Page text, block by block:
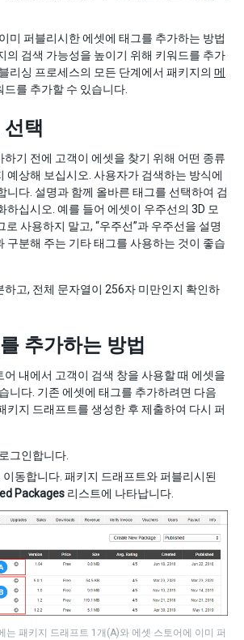
미 퍼블리시한 에셋에 태그를 추가하는 방법
의 검색 가능성을 높이기 위해 키워드를 추가
리싱 프로세스의 모든 단계에서 패키지의 메
드를 추가할 수 있습니다.
택
기 전에 고객이 에셋을 찾기 위해 어떤 종류
예상해 보십시오. 사용자가 검색하는 방식에
니다. 설명과 함께 올바른 태그를 선택하여 검
하십시오. 예를 들어 에셋이 우주선의 3D 모
로 사용하지 말고, “우주선”과 우주선을 설명
구분해 주는 기타 태그를 사용하는 것이 좋습
하고, 전체 문자열이 256자 미만인지 확인하
추가하는 방법
내에서 고객이 검색 창을 사용할 때 에셋을
니다. 기존 에셋에 태그를 추가하려면 다음
키지 드래프트를 생성한 후 제출하여 다시 퍼
그인합니다.
이동합니다. 패키지 드래프트와 퍼블리시된
Packages 리스트에 나타납니다.
는 패키지 드래프트 1개(A)와 에셋 스토어에 이미 퍼